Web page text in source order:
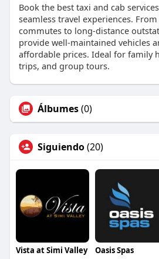
Book the best taxi and cab
seamless travel experiences.
commutes to long-distance
provide well-maintained vehicles
affordable prices. Ideal for family
trips, and group tours.
Álbumes(0)
Siguiendo(20)
Vista at Simi Valley Oasis Spas